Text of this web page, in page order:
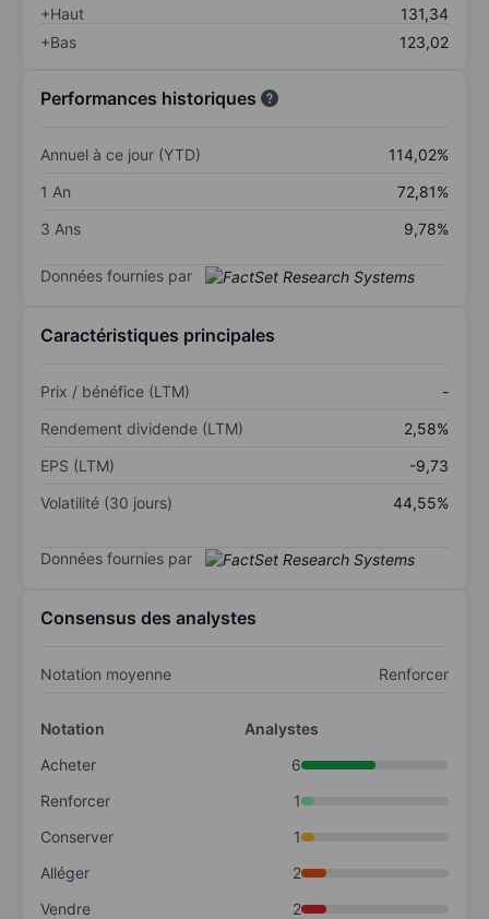
+Haut
131,34
+Bas
123,02
Performances historiques
Annuel à ce jour (YTD)
114,02%
1 An
72,81%
3 Ans
9,78%
Données fournies par
Caractéristiques principales
Prix / bénéfice (LTM)
-
Rendement dividende (LTM)
2,58%
EPS (LTM)
-9,73
Volatilité (30 jours)
44,55%
Données fournies par
Consensus des analystes
Notation moyenne Renforcer
Notation
Analystes
Acheter
6
Renforcer
1
Conserver
1
Alléger
2
Vendre
2